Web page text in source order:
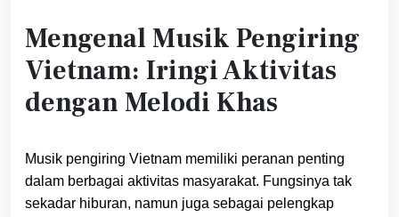
Mengenal Musik Pengiring
Vietnam: Iringi Aktivitas
dengan Melodi Khas
Musik pengiring Vietnam memiliki peranan penting
dalam berbagai aktivitas masyarakat. Fungsinya tak
sekadar hiburan, namun juga sebagai pelengkap